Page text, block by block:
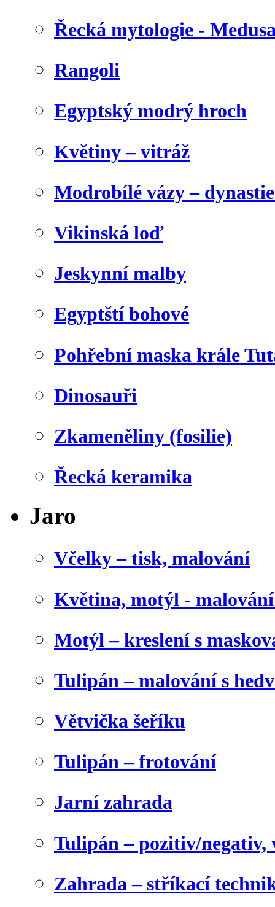
Řecká mytologie -
Rangoli
Egyptský modrý hroch
Květiny – vitráž
Modrobílé vázy –
Vikinská loď
Jeskynní malby
Egyptští bohové
Pohřební maska krále
Dinosauři
Zkameněliny (fosilie)
Řecká keramika
Jaro
Včelky – tisk, malování
Květina, motýl -
Motýl – kreslení s
Tulipán – malování s
Větvička šeříku
Tulipán – frotování
Jarní zahrada
Tulipán – pozitiv/negativ,
Zahrada – stříkací